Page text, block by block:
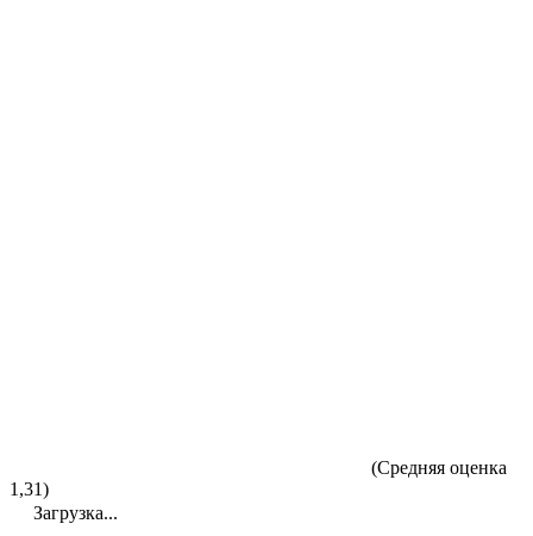
(Средняя оценка
1,31)
Загрузка...